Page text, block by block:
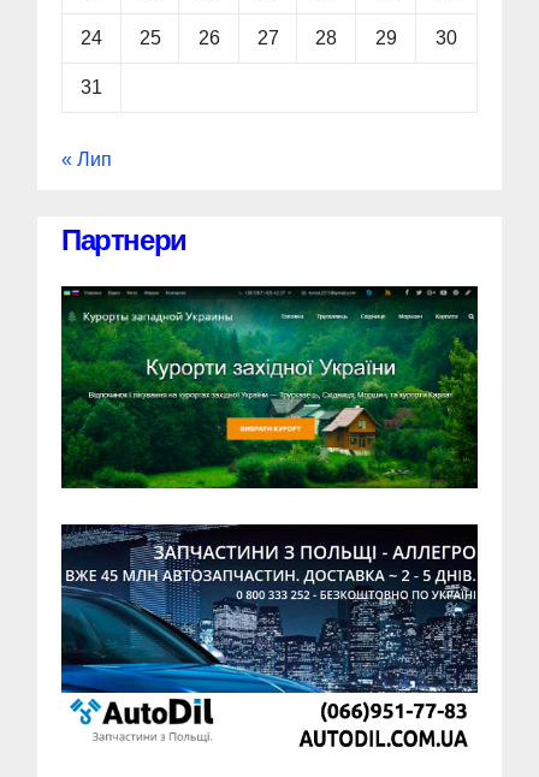
24 25 26 27 28 29 30
31
« Лип
Партнери